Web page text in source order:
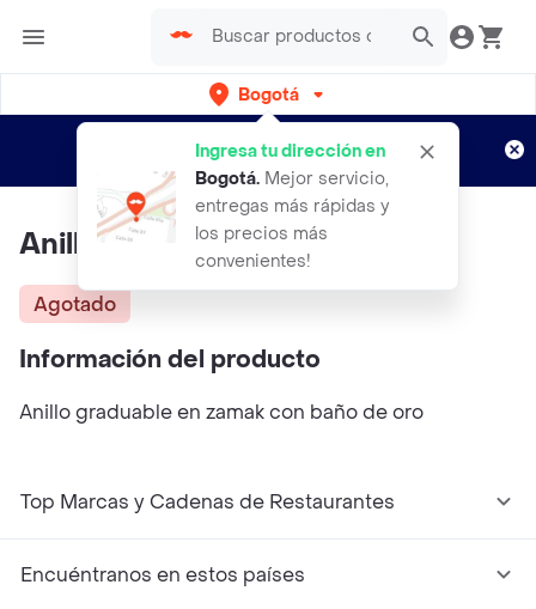
Bogotá
Ingresa tu dirección en
Bogotá. Mejor servicio,
entregas más rápidas y
los precios más
convenientes!
envíos gratis por semanas
Aplican TyC
Anillo Abeja Avemaría
Agotado
Información del producto
Anillo graduable en zamak con baño de oro
Top Marcas y Cadenas de Restaurantes
Encuéntranos en estos países